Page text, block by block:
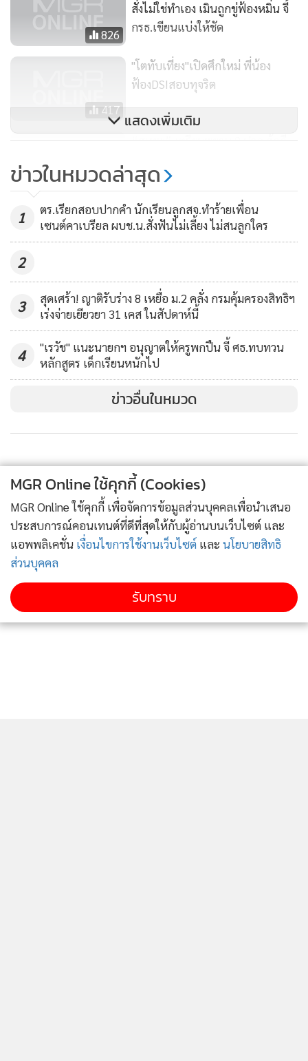
พิพากษาผู้ทำการไกล่เกลี่ย โดยแจ้งความประสงค์ว่าอยากให้มี
การเสนอข่าวลงหนังสือพิมพ์ว่าสิ่งที่เกิดขึ้นทำให้ตนเองเสียหาย
นั้นไม่เป็นข้อเท็จจริง ตนไม่ได้ต้องการให้ พล.ต.ท.ชัจจ์เอ่ย
ปากขอโทษ แต่อยากให้ข้อเท็จจริงได้ปรากฏชัดเจน
“ผมไม่ได้ติดใจอะไร เพียงแต่อยากจะรักษาสิทธิที่เคยปรากฏว่า
ผมเป็นคนไม่ดี เลวอย่างนั้น อย่างนี้นั้น มันไม่ใช่” พล.ต.อ.สมยศ
826
สั่งไม่ใช่ทำเอง เมินถูกขู่ฟ้องหมิ่น จี้
กรธ.เขียนแบ่งให้ชัด
417
"โตทับเที่ยง"เปิดศึกใหม่ พี่น้อง
ฟ้องDSIสอบทุจริต
713
“สุเทพ” เตรียมพยาน 8 ปาก สู้คดี
53
แสดงเพิ่มเติม
ข่าวในหมวดล่าสุด
1
ตร.เรียกสอบปากคำ นักเรียนลูกสจ.ทำร้ายเพื่อน
เซนต์คาเบรียล ผบช.น.สั่งฟันไม่เลี้ยง ไม่สนลูกใคร
2
3
สุดเศร้า! ญาติรับร่าง 8 เหยื่อ ม.2 คลั่ง กรมคุ้มครองสิทธิฯ
เร่งจ่ายเยียวยา 31 เคส ในสัปดาห์นี้
4
"เรวัช" แนะนายกฯ อนุญาตให้ครูพกปืน จี้ ศธ.ทบทวน
หลักสูตร เด็กเรียนหนักไป
ข่าวอื่นในหมวด
MGR Online ใช้คุกกี้ (Cookies)
MGR Online ใช้คุกกี้ เพื่อจัดการข้อมูลส่วนบุคคลเพื่อนำเสนอ
ประสบการณ์คอนเทนต์ที่ดีที่สุดให้กับผู้อ่านบนเว็บไซต์ และ
แอพพลิเคชั่น เงื่อนไขการใช้งานเว็บไซต์ และ นโยบายสิทธิ
ส่วนบุคคล
รับทราบ